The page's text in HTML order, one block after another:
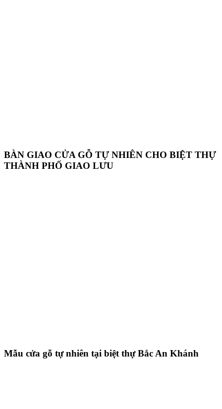
BÀN GIAO CỬA GỖ TỰ NHIÊN CHO BIỆT THỰ
THÀNH PHỐ GIAO LƯU
Mẫu cửa gỗ tự nhiên tại biệt thự Bắc An Khánh